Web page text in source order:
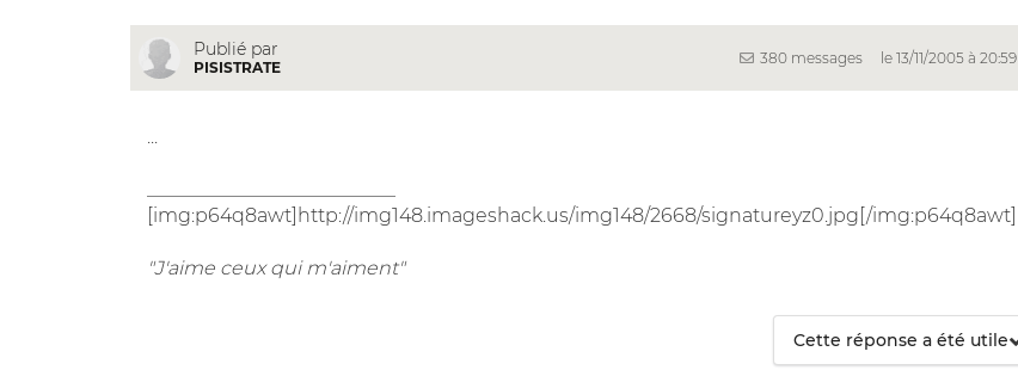
Publié par
PISISTRATE
380 messages le 13/11/2005 à 20:59
[img:p64q8awt]http://img148.imageshack.us/img148/2668/signatureyz0.jpg[/img:p64q8awt]
"J'aime ceux qui m'aiment"
Cette réponse a été utile